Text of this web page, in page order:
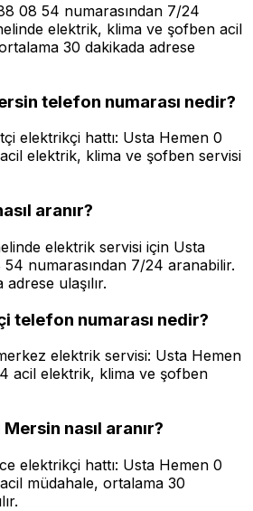
08 54 numarasından 7/24
elektrik, klima ve şofben acil
30 dakikada adrese
telefon numarası nedir?
elektrikçi hattı: Usta Hemen 0
elektrik, klima ve şofben servisi
aranır?
elektrik servisi için Usta
numarasından 7/24 aranabilir.
ulaşılır.
telefon numarası nedir?
elektrik servisi: Usta Hemen
acil elektrik, klima ve şofben
nasıl aranır?
elektrikçi hattı: Usta Hemen 0
müdahale, ortalama 30